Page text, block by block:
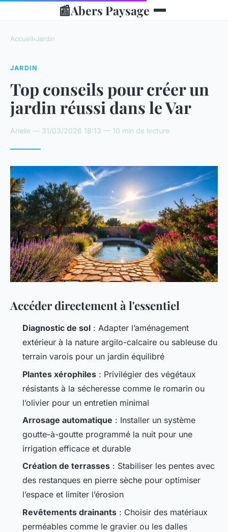
📰Abers Paysage
Accueil›Jardin
JARDIN
Top conseils pour créer un
jardin réussi dans le Var
Arielle — 31/03/2026 18:13 — 10 min de lecture
Accéder directement à l'essentiel
Diagnostic de sol : Adapter l’aménagement
extérieur à la nature argilo-calcaire ou sableuse du
terrain varois pour un jardin équilibré
Plantes xérophiles : Privilégier des végétaux
résistants à la sécheresse comme le romarin ou
l’olivier pour un entretien minimal
Arrosage automatique : Installer un système
goutte-à-goutte programmé la nuit pour une
irrigation efficace et durable
Création de terrasses : Stabiliser les pentes avec
des restanques en pierre sèche pour optimiser
l’espace et limiter l’érosion
Revêtements drainants : Choisir des matériaux
perméables comme le gravier ou les dalles